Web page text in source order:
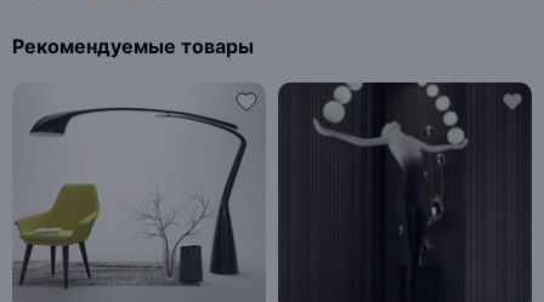
Рекомендуемые товары